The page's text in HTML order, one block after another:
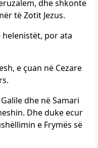
dhe shkonte
të Zotit Jezus.
por ata
e çuan në Cezare
dhe në Samari
Dhe duke ecur
e Frymës së